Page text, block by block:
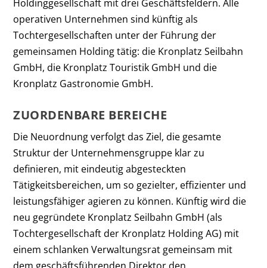
Holdinggesellschaft mit drei Geschäftsfeldern. Alle
operativen Unternehmen sind künftig als
Tochtergesellschaften unter der Führung der
gemeinsamen Holding tätig: die Kronplatz Seilbahn
GmbH, die Kronplatz Touristik GmbH und die
Kronplatz Gastronomie GmbH.
ZUORDENBARE BEREICHE
Die Neuordnung verfolgt das Ziel, die gesamte
Struktur der Unternehmensgruppe klar zu
definieren, mit eindeutig abgesteckten
Tätigkeitsbereichen, um so gezielter, effizienter und
leistungsfähiger agieren zu können. Künftig wird die
neu gegründete Kronplatz Seilbahn GmbH (als
Tochtergesellschaft der Kronplatz Holding AG) mit
einem schlanken Verwaltungsrat gemeinsam mit